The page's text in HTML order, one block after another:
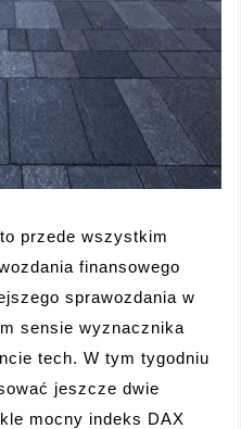
przede wszystkim
finansowego
sprawozdania w
sensie wyznacznika
tech. W tym tygodniu
jeszcze dwie
mocny indeks DAX